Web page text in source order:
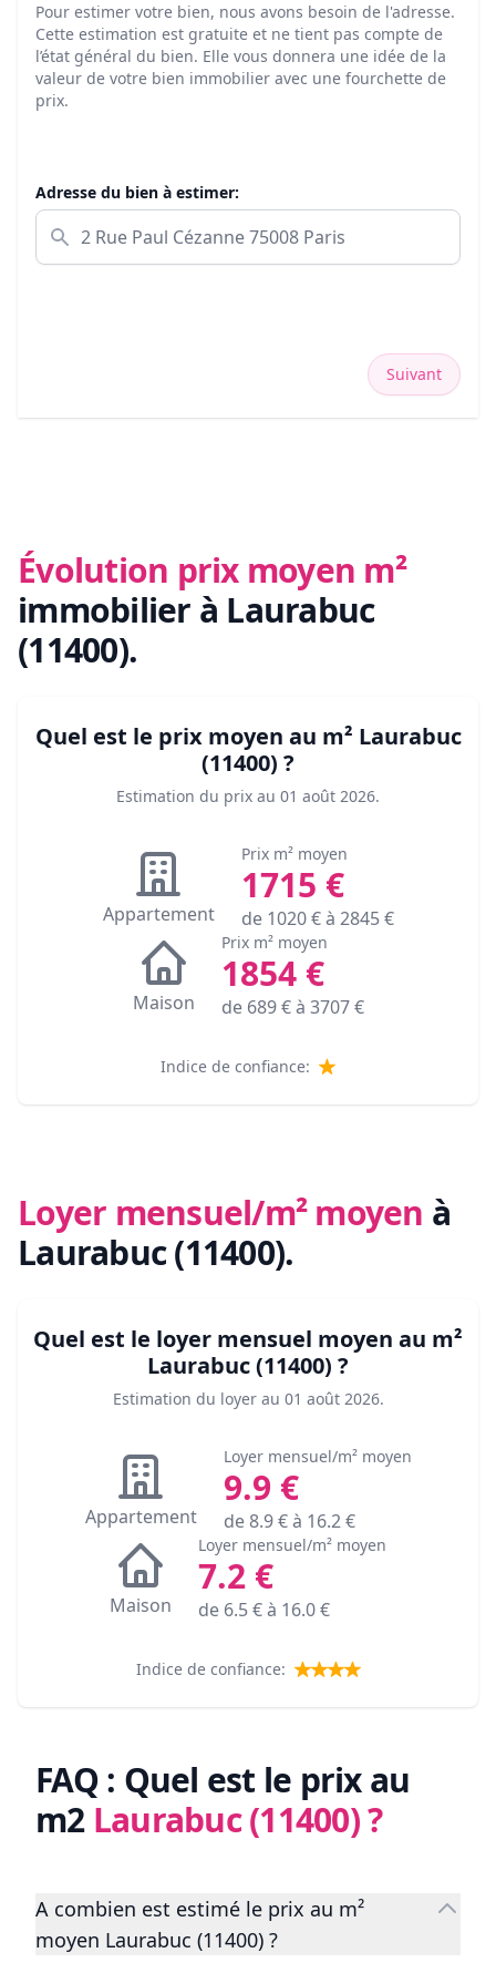
Pour estimer votre bien, nous avons besoin de l'adresse.
Cette estimation est gratuite et ne tient pas compte de
l’état général du bien. Elle vous donnera une idée de la
valeur de votre bien immobilier avec une fourchette de
prix.
Adresse du bien à estimer:
Suivant
Évolution prix moyen m²
immobilier à Laurabuc
(11400).
Quel est le prix moyen au m² Laurabuc
(11400) ?
Estimation du prix au 01 août 2026.
Appartement
Prix m² moyen
1715 €
de 1020€ à 2845€
Maison
Prix m² moyen
1854€
de 689€ à 3707€
Indice de confiance:
Loyer mensuel/m² moyen à
Laurabuc (11400).
Quel est le loyer mensuel moyen au m²
Laurabuc (11400) ?
Estimation du loyer au 01 août 2026.
Appartement
Loyer mensuel/m² moyen
9.9 €
de8.9€ à 16.2€
Maison
Loyer mensuel/m² moyen
7.2 €
de 6.5€ à 16.0€
Indice de confiance:
FAQ : Quel est le prix au
m2 Laurabuc (11400)?
A combien est estimé le prix au m²
moyen Laurabuc (11400) ?